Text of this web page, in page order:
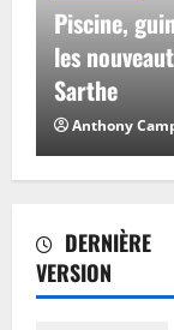
DERNIÈRE
VERSION
Piscine,
les
Sarthe
Anthony